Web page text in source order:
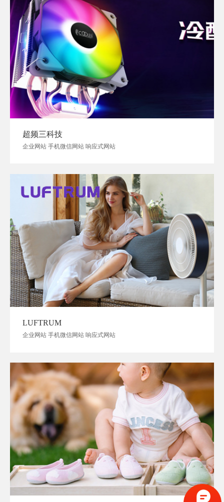
超频三科技
企业网站 手机微信网站 响应式网站
LUFTRUM
企业网站 手机微信网站 响应式网站